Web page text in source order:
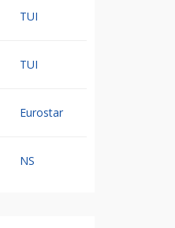
TUI
TUI
Eurostar
NS